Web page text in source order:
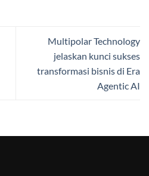
Multipolar Technology
jelaskan kunci sukses
transformasi bisnis di Era
Agentic AI